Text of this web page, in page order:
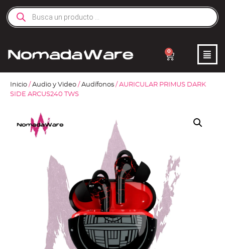
0
Inicio / Audio y Video / Audífonos / AURICULAR PRIMUS DARK
SIDE ARCUS240 TWS